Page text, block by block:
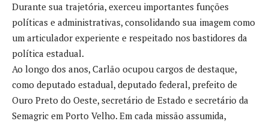
Durante sua trajetória, exerceu importantes funções
políticas e administrativas, consolidando sua imagem como
um articulador experiente e respeitado nos bastidores da
política estadual.
Ao longo dos anos, Carlão ocupou cargos de destaque,
como deputado estadual, deputado federal, prefeito de
Ouro Preto do Oeste, secretário de Estado e secretário da
Semagric em Porto Velho. Em cada missão assumida,